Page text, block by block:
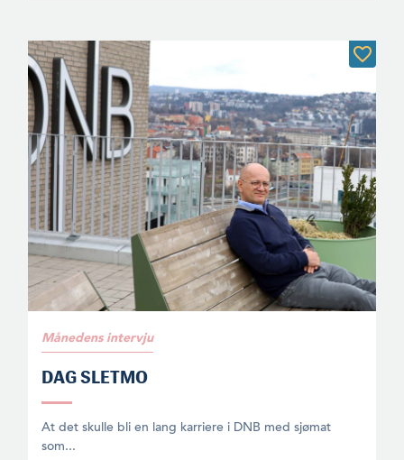
Månedens intervju
DAG SLETMO
At det skulle bli en lang karriere i DNB med sjømat
som...